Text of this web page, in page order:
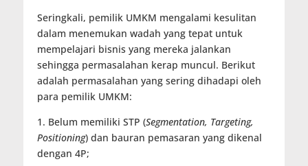
Seringkali, pemilik UMKM mengalami kesulitan
dalam menemukan wadah yang tepat untuk
mempelajari bisnis yang mereka jalankan
sehingga permasalahan kerap muncul. Berikut
adalah permasalahan yang sering dihadapi oleh
para pemilik UMKM:
1. Belum memiliki STP (Segmentation, Targeting,
Positioning) dan bauran pemasaran yang dikenal
dengan 4P;